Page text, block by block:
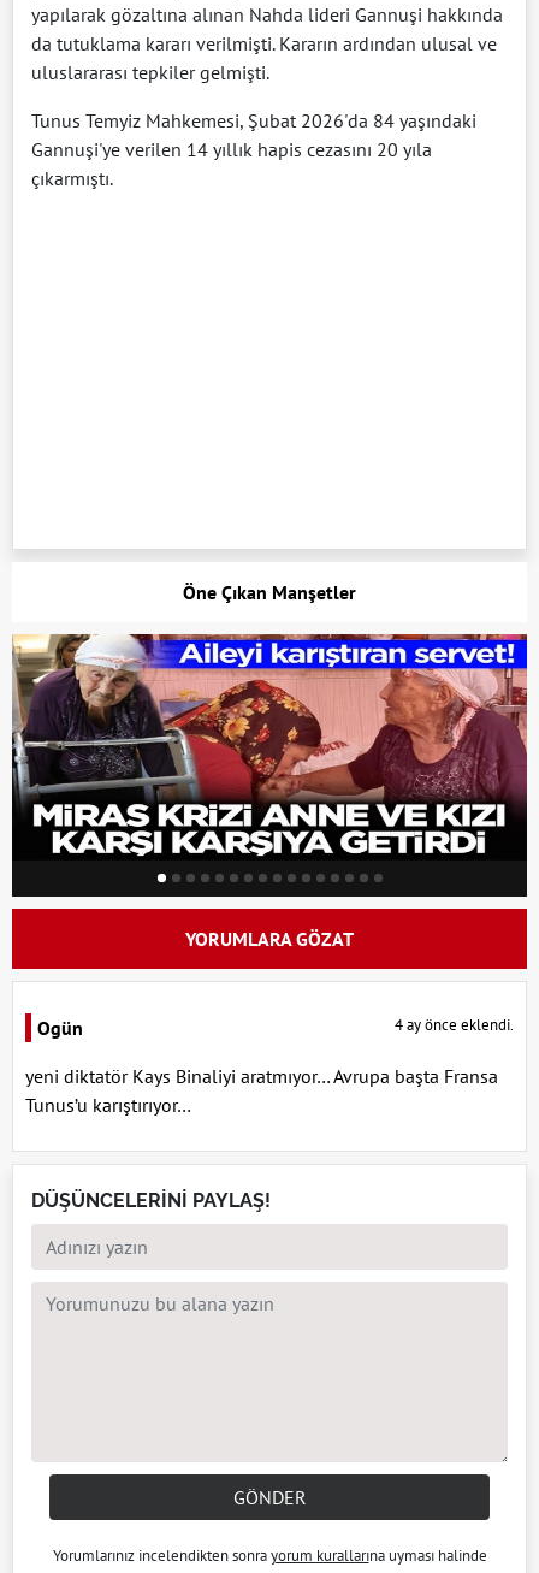
yapılarak gözaltına alınan Nahda lideri Gannuşi hakkında
da tutuklama kararı verilmişti. Kararın ardından ulusal ve
uluslararası tepkiler gelmişti.
Tunus Temyiz Mahkemesi, Şubat 2026'da 84 yaşındaki
Gannuşi'ye verilen 14 yıllık hapis cezasını 20 yıla
çıkarmıştı.
Öne Çıkan Manşetler
YORUMLARA GÖZAT
Ogün 4 ay önce eklendi.
yeni diktatör Kays Binaliyi aratmıyor… Avrupa başta Fransa
Tunus’u karıştırıyor…
DÜŞÜNCELERİNİ PAYLAŞ!
GÖNDER
Yorumlarınız incelendikten sonrayorum kurallarına uyması halinde